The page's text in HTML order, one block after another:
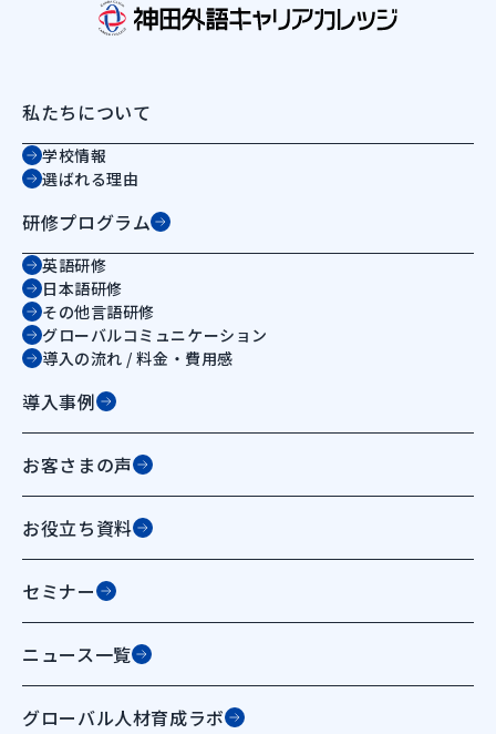
私たちについて
学校情報
選ばれる理由
研修プログラム
英語研修
日本語研修
その他言語研修
グローバルコミュニケーション
導入の流れ / 料金・費用感
導入事例
お客さまの声
お役立ち資料
セミナー
ニュース一覧
グローバル人材育成ラボ